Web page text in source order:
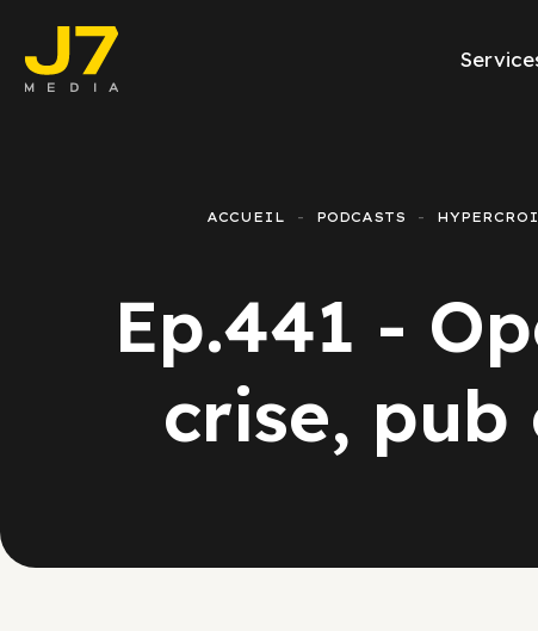
E-commerce
Google Ads
Rapports
ACCUEIL PODCASTS
Ep.441 -
crise, pub